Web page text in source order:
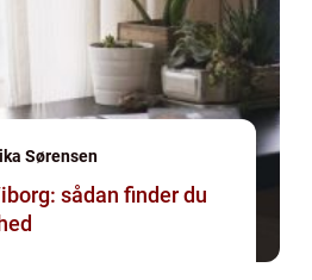
Sørensen
sådan finder du